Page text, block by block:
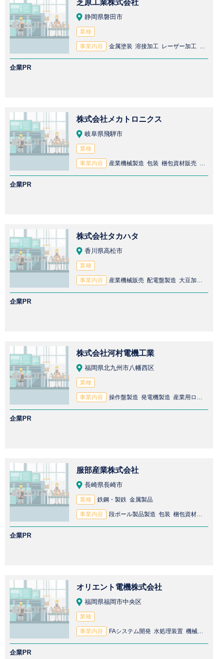
芝原工業株式会社
静岡県磐田市
業種
事業内容 金属塗装 溶接加工 レーザー加工 金属部品加工 切断加工 精密金属加工 配電盤製造 金属切削加工 曲げ加工 薄板金属加工
企業PR
株式会社メカトロニクス
岐阜県飛騨市
業種
事業内容 産業機械製造 包装 梱包資材販売 配電盤販売 産業機械販売 ロボット製造 ホース製造 配電盤製造 太陽光パネル販売 制御盤卸売 制御盤製造 ホース販売
企業PR
株式会社タカハタ
香川県高松市
業種
事業内容 産業機械販売 配電盤製造 大豆加工食品（豆腐 油揚げ 湯葉など）販売 食品機械販売 工作機械販売 産業機械製造 湯葉など）製造
企業PR
株式会社河村電機工業
福岡県北九州市八幡西区
業種
事業内容 操作盤製造 発電機製造 産業用ロボット製造 制御盤製造 プラント設備製造 配電盤製造
企業PR
服部産業株式会社
長崎県長崎市
業種 鉄鋼・製鉄 金属製品
事業内容 段ボール製品製造 包装 梱包資材製造 梱包 配電盤製造 制御盤製造 工作機械部品製造
企業PR
オリエント電機株式会社
福岡県福岡市中央区
業種
事業内容 FAシステム開発 水処理装置 機械製造 制御盤製造 配電盤製造
企業PR